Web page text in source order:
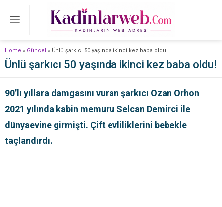
Home » Güncel » Ünlü şarkıcı 50 yaşında ikinci kez baba oldu!
Ünlü şarkıcı 50 yaşında ikinci kez baba oldu!
90’lı yıllara damgasını vuran şarkıcı Ozan Orhon
2021 yılında kabin memuru Selcan Demirci ile
dünyaevine girmişti. Çift evliliklerini bebekle
taçlandırdı.